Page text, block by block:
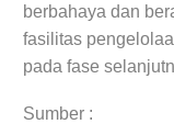
berbahaya dan
fasilitas
pada fase
Sumber :